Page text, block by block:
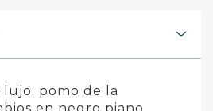
lujo: pomo de la